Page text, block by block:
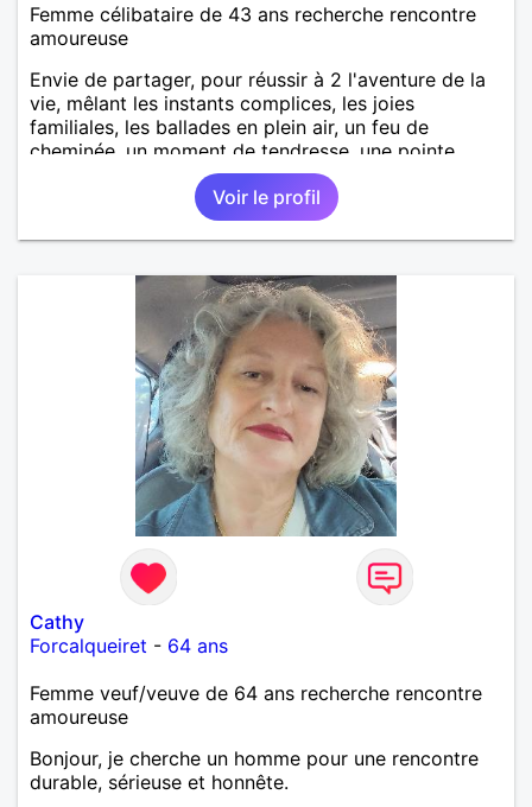
Femme célibataire de 43 ans recherche rencontre
amoureuse
Envie de partager, pour réussir à 2 l'aventure de la
vie, mêlant les instants complices, les joies
familiales, les ballades en plein air, un feu de
cheminée, un moment de tendresse, une pointe
d'humour, une note de générosité...
Voir le profil
Cathy
Forcalqueiret - 64 ans
Femme veuf/veuve de 64 ans recherche rencontre
amoureuse
Bonjour, je cherche un homme pour une rencontre
durable, sérieuse et honnête.